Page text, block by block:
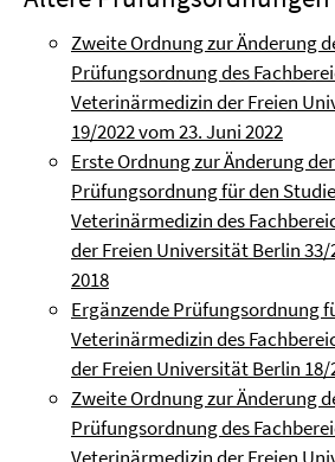
Zweite Ordnung zur Änderung
Prüfungsordnung des
Veterinärmedizin der Freien
19/2022 vom 23. Juni 2022
Erste Ordnung zur Änderung
Prüfungsordnung für den
Veterinärmedizin des
der Freien Universität Berlin 33/
2018
Ergänzende Prüfungsordnung
Veterinärmedizin des
der Freien Universität Berlin 18/
Zweite Ordnung zur Änderung
Prüfungsordnung des